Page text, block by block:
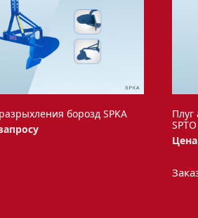
борозд SPKA
Плуг
SPTO